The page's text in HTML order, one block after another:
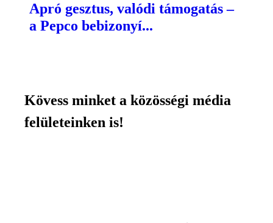
Apró gesztus, valódi támogatás –
a Pepco bebizonyí...
Kövess minket a közösségi média
felületeinken is!